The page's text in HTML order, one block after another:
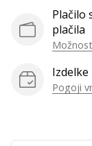
Plačilo
plačila
Pogoji